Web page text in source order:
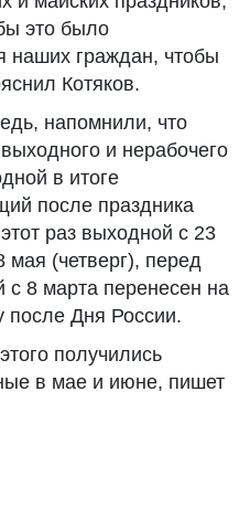
это было
наших граждан, чтобы
Котяков.
напомнили, что
и нерабочего
в итоге
после праздника
раз выходной с 23
(четверг), перед
8 марта перенесен на
после Дня России.
получились
в мае и июне, пишет